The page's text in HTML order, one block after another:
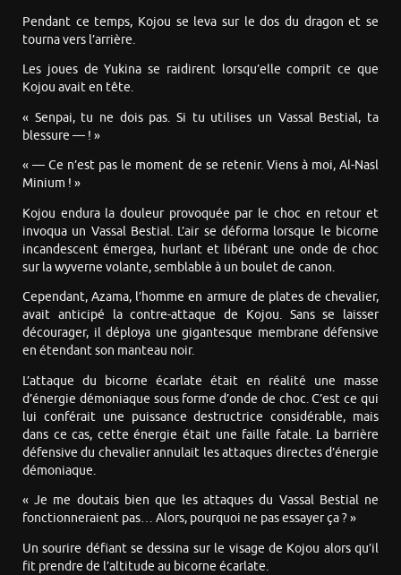
Pendant ce temps, Kojou se leva sur le dos du dragon et se
tourna vers l’arrière.
Les joues de Yukina se raidirent lorsqu’elle comprit ce que
Kojou avait en tête.
« Senpai, tu ne dois pas. Si tu utilises un Vassal Bestial, ta
blessure — ! »
« — Ce n’est pas le moment de se retenir. Viens à moi, Al-Nasl
Minium ! »
Kojou endura la douleur provoquée par le choc en retour et
invoqua un Vassal Bestial. L’air se déforma lorsque le bicorne
incandescent émergea, hurlant et libérant une onde de choc
sur la wyverne volante, semblable à un boulet de canon.
Cependant, Azama, l’homme en armure de plates de chevalier,
avait anticipé la contre-attaque de Kojou. Sans se laisser
décourager, il déploya une gigantesque membrane défensive
en étendant son manteau noir.
L’attaque du bicorne écarlate était en réalité une masse
d’énergie démoniaque sous forme d’onde de choc. C’est ce qui
lui conférait une puissance destructrice considérable, mais
dans ce cas, cette énergie était une faille fatale. La barrière
défensive du chevalier annulait les attaques directes d’énergie
démoniaque.
« Je me doutais bien que les attaques du Vassal Bestial ne
fonctionneraient pas… Alors, pourquoi ne pas essayer ça ? »
Un sourire défiant se dessina sur le visage de Kojou alors qu’il
fit prendre de l’altitude au bicorne écarlate.